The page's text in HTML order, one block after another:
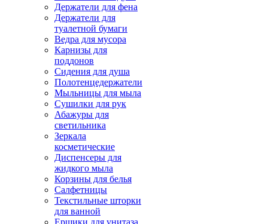
Держатели для фена
Держатели для
туалетной бумаги
Ведра для мусора
Карнизы для
поддонов
Сидения для душа
Полотенцедержатели
Мыльницы для мыла
Сушилки для рук
Абажуры для
светильника
Зеркала
косметические
Диспенсеры для
жидкого мыла
Корзины для белья
Салфетницы
Текстильные шторки
для ванной
Ершики для унитаза